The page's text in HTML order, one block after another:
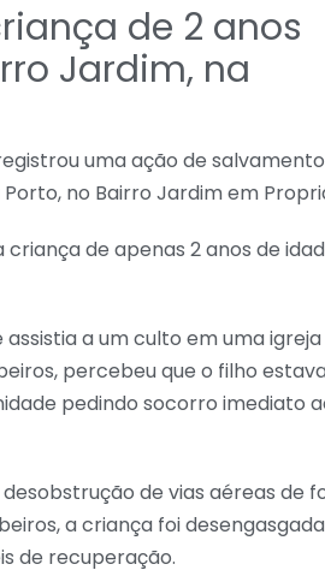
de 2 anos
Jardim, na
uma ação de
no Bairro Jardim em
de apenas 2 anos de
a um culto em uma igreja
percebeu que o filho
pedindo socorro imediato
de vias aéreas de
a criança foi desengasgada
de recuperação.